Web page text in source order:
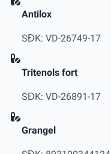
Antilox
SĐK: VD-26749-17
Tritenols fort
SĐK: VD-26891-17
Grangel